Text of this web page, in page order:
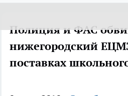
Полиция и ФАС
нижегородский
поставках